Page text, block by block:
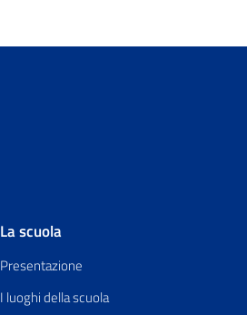
La scuola
Presentazione
I luoghi della scuola